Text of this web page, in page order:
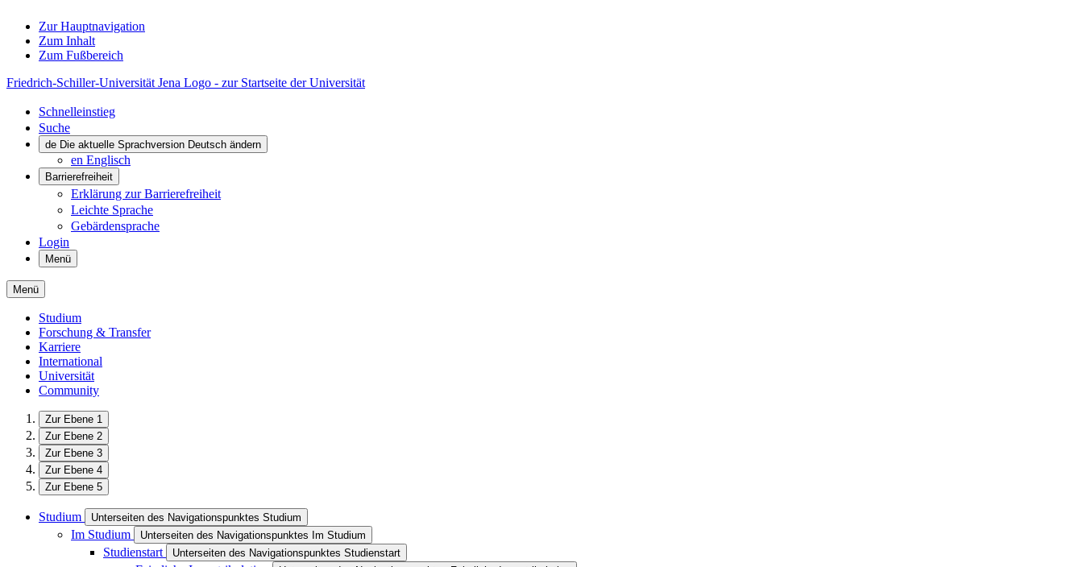
Zur Hauptnavigation
Zum Inhalt
Zum Fußbereich
Friedrich-Schiller-Universität Jena Logo - zur Startseite der Universität
Schnelleinstieg
Suche
de Die aktuelle Sprachversion Deutsch ändern
en Englisch
Barrierefreiheit
Erklärung zur Barrierefreiheit
Leichte Sprache
Gebärdensprache
Login
Menü
Menü
Studium
Forschung & Transfer
Karriere
International
Universität
Community
Zur Ebene 1
Zur Ebene 2
Zur Ebene 3
Zur Ebene 4
Zur Ebene 5
Studium Unterseiten des Navigationspunktes Studium
Im Studium Unterseiten des Navigationspunktes Im Studium
Studienstart Unterseiten des Navigationspunktes Studienstart